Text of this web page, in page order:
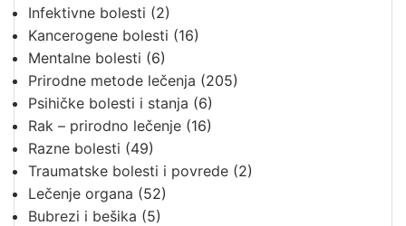
Infektivne bolesti (2)
Kancerogene bolesti (16)
Mentalne bolesti (6)
Prirodne metode lečenja (205)
Psihičke bolesti i stanja (6)
Rak – prirodno lečenje (16)
Razne bolesti (49)
Traumatske bolesti i povrede (2)
Lečenje organa (52)
Bubrezi i bešika (5)